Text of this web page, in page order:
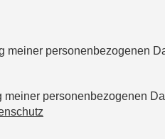
meiner personenbezogenen
meiner personenbezogenen